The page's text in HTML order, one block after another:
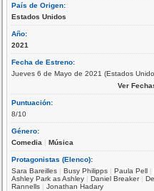
País de Origen:
Estados Unidos
Año:
2021
Fecha de Estreno:
Jueves 6 de Mayo de 2021 (Estados
Ver
Puntuación:
8/10
Género:
Comedia |Música
Protagonistas (Elenco):
Sara Bareilles |Busy Philipps |Paula Pell |
Ashley Park as Ashley |Daniel Breaker|
Rannells |Jonathan Hadary